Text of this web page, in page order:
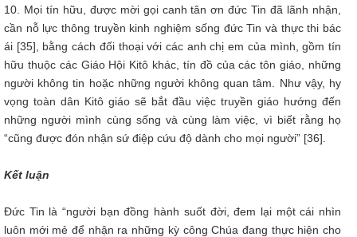
10. Mọi tín hữu, được mời gọi canh tân ơn đức Tin đã lãnh nhận,
cần nỗ lực thông truyền kinh nghiệm sống đức Tin và thực thi bác
ái [35], bằng cách đối thoại với các anh chị em của mình, gồm tín
hữu thuộc các Giáo Hội Kitô khác, tín đồ của các tôn giáo, những
người không tin hoặc những người không quan tâm. Như vậy, hy
vọng toàn dân Kitô giáo sẽ bắt đầu việc truyền giáo hướng đến
những người mình cùng sống và cùng làm việc, vì biết rằng họ
“cũng được đón nhận sứ điệp cứu độ dành cho mọi người” [36].
Kết luận
Đức Tin là “người bạn đồng hành suốt đời, đem lại một cái nhìn
luôn mới mẻ để nhận ra những kỳ công Chúa đang thực hiện cho